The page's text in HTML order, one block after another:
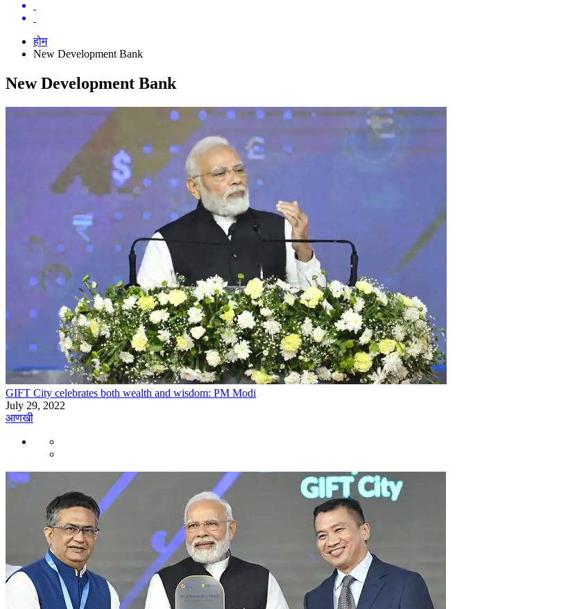
होम
New Development Bank
New Development Bank
GIFT City celebrates both wealth and wisdom: PM Modi
July 29, 2022
आणखी